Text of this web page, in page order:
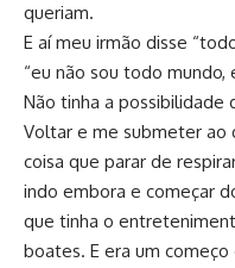
queriam.
E aí meu irmão disse
“eu não sou todo mundo,
Não tinha a possibilidade
Voltar e me submeter ao
coisa que parar de
indo embora e começar
que tinha o
boates. E era um